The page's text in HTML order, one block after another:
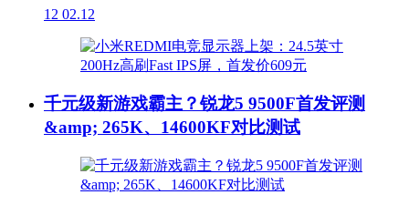
12 02.12
千元级新游戏霸主？锐龙5 9500F首发评测
&amp; 265K、14600KF对比测试